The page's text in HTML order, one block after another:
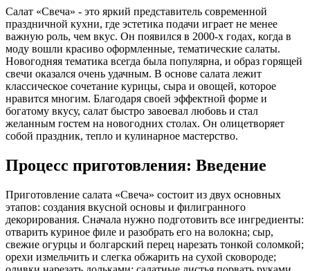
Салат «Свеча» - это яркий представитель современной
праздничной кухни, где эстетика подачи играет не менее
важную роль, чем вкус. Он появился в 2000-х годах, когда в
моду вошли красиво оформленные, тематические салаты.
Новогодняя тематика всегда была популярна, и образ горящей
свечи оказался очень удачным. В основе салата лежит
классическое сочетание курицы, сыра и овощей, которое
нравится многим. Благодаря своей эффектной форме и
богатому вкусу, салат быстро завоевал любовь и стал
желанным гостем на новогодних столах. Он олицетворяет
собой праздник, тепло и кулинарное мастерство.
Процесс приготовления: Введение
Приготовление салата «Свеча» состоит из двух основных
этапов: создания вкусной основы и филигранного
декорирования. Сначала нужно подготовить все ингредиенты:
отварить куриное филе и разобрать его на волокна; сыр,
свежие огурцы и болгарский перец нарезать тонкой соломкой;
орехи измельчить и слегка обжарить на сухой сковороде;